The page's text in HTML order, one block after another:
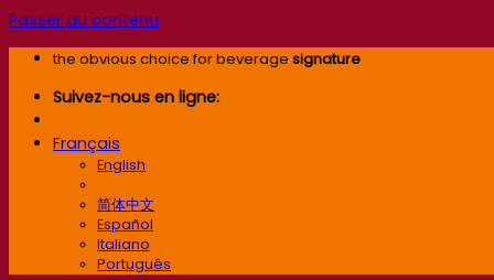
Passer au contenu
the obvious choice for beverage signature
Suivez-nous en ligne:
Français
English
简体中文
Español
Italiano
Português